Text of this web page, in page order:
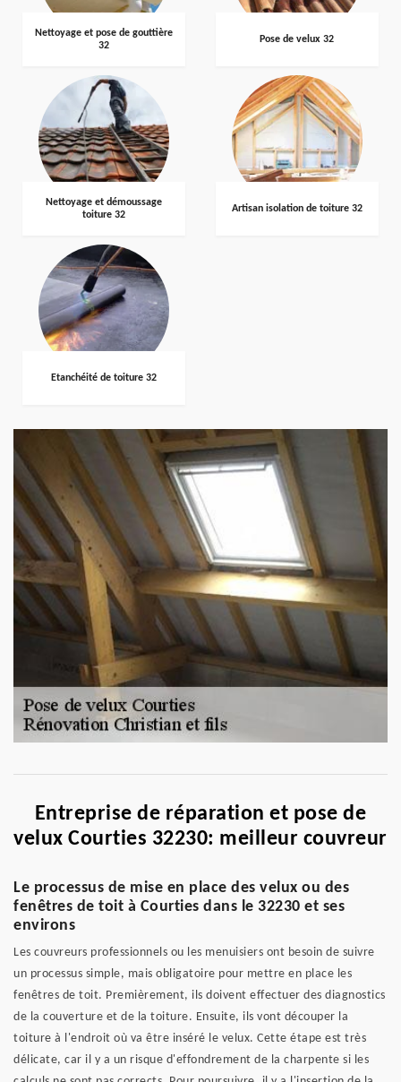
Nettoyage et pose de gouttière
32
Pose de velux 32
Nettoyage et démoussage
toiture 32
Artisan isolation de toiture 32
Etanchéité de toiture 32
Entreprise de réparation et pose de
velux Courties 32230: meilleur couvreur
Le processus de mise en place des velux ou des
fenêtres de toit à Courties dans le 32230 et ses
environs
Les couvreurs professionnels ou les menuisiers ont besoin de suivre
un processus simple, mais obligatoire pour mettre en place les
fenêtres de toit. Premièrement, ils doivent effectuer des diagnostics
de la couverture et de la toiture. Ensuite, ils vont découper la
toiture à l'endroit où va être inséré le velux. Cette étape est très
délicate, car il y a un risque d'effondrement de la charpente si les